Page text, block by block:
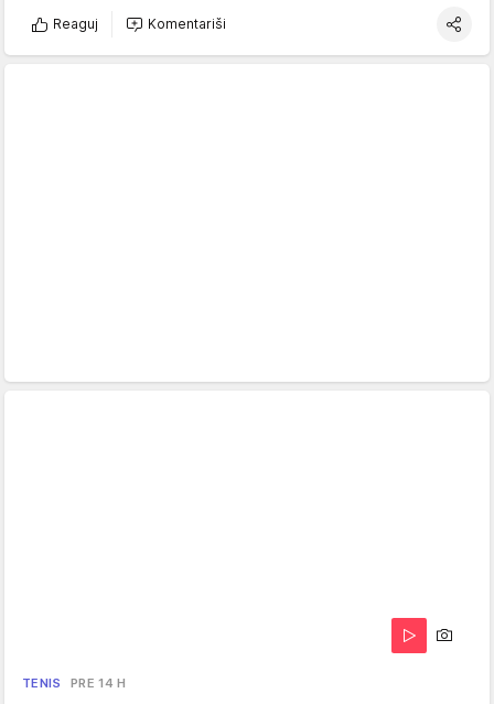
Reaguj Komentariši
TENIS PRE 14 H